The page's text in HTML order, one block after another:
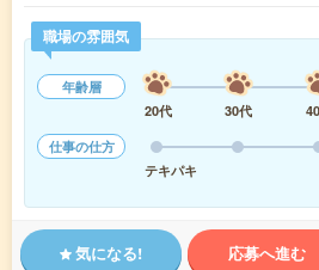
職場の雰囲気
年齢層
20代
30代
仕事の仕方
テキパキ
気になる! 応募へ進む